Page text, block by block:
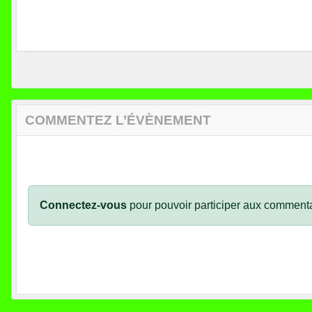
COMMENTEZ L’ÉVÈNEMENT
Connectez-vous pour pouvoir participer aux